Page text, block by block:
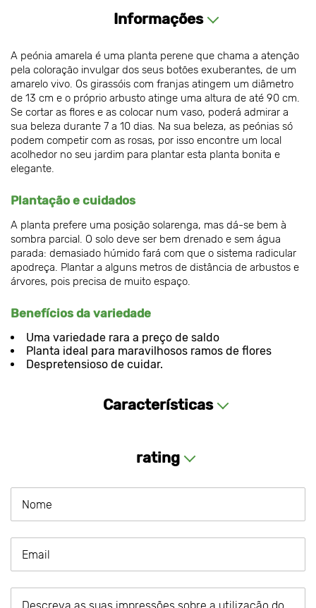
Informações
A peónia amarela é uma planta perene que chama a atenção
pela coloração invulgar dos seus botões exuberantes, de um
amarelo vivo. Os girassóis com franjas atingem um diâmetro
de 13 cm e o próprio arbusto atinge uma altura de até 90 cm.
Se cortar as flores e as colocar num vaso, poderá admirar a
sua beleza durante 7 a 10 dias. Na sua beleza, as peónias só
podem competir com as rosas, por isso encontre um local
acolhedor no seu jardim para plantar esta planta bonita e
elegante.
Plantação e cuidados
A planta prefere uma posição solarenga, mas dá-se bem à
sombra parcial. O solo deve ser bem drenado e sem água
parada: demasiado húmido fará com que o sistema radicular
apodreça. Plantar a alguns metros de distância de arbustos e
árvores, pois precisa de muito espaço.
Benefícios da variedade
Uma variedade rara a preço de saldo
Planta ideal para maravilhosos ramos de flores
Despretensioso de cuidar.
Características
rating